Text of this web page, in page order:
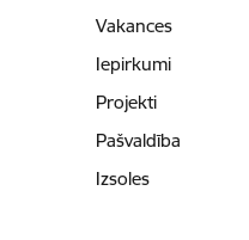
Vakances
Iepirkumi
Projekti
Pašvaldība
Izsoles